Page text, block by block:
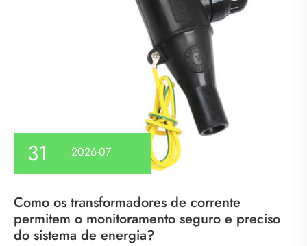
31 2026-07
Como os transformadores de corrente
permitem o monitoramento seguro e preciso
do sistema de energia?